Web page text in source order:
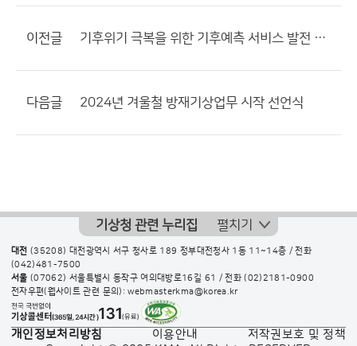
이전글 기후위기 극복을 위한 기후예측 서비스 발전 방안 토론회
다음글 2024년 겨울철 방재기상업무 시작 선언식
기상청 관련 누리집 펼치기
대전 (35208) 대전광역시 서구 청사로 189 정부대전청사 1동 11~14층 / 전화
(042)481-7500
서울 (07062) 서울특별시 동작구 여의대방로16길 61 / 전화(02)2181-0900
전자우편(웹사이트 관련 문의): webmasterkma@korea.kr
개인정보처리방침 이용안내
저작권보호 및 정책